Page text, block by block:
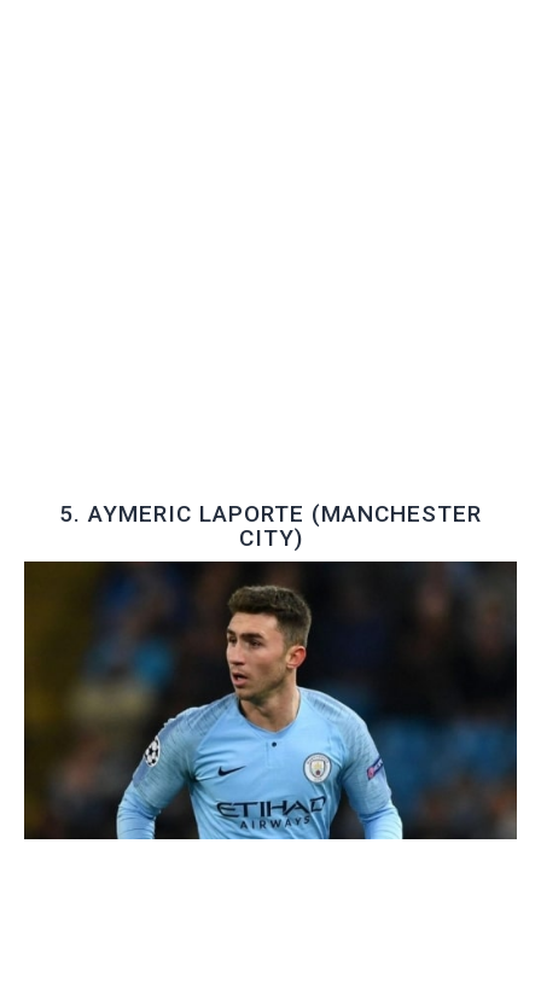
5. AYMERIC LAPORTE (MANCHESTER
CITY)